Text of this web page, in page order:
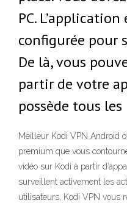
PC.
configurée pour
De là, vous
partir de votre
possède tous les
Meilleur Kodi VPN Android
premium que vous
vidéo sur Kodi à partir
surveillent activement les
utilisateurs, Kodi VPN vous